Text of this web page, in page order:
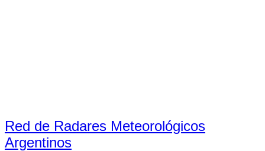
Red de Radares Meteorológicos
Argentinos